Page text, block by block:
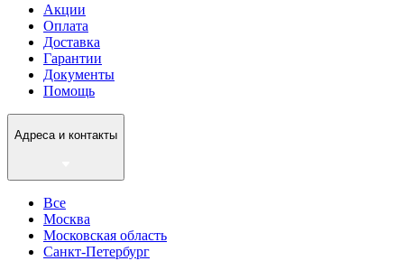
Акции
Оплата
Доставка
Гарантии
Документы
Помощь
Адреса и контакты
Все
Москва
Московская область
Санкт-Петербург